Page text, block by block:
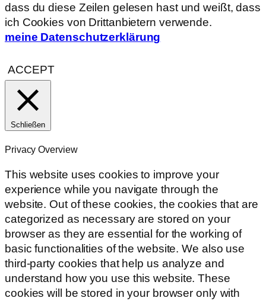
dass du diese Zeilen gelesen hast und weißt, dass
ich Cookies von Drittanbietern verwende.
meine Datenschutzerklärung
ACCEPT
Schließen
Privacy Overview
This website uses cookies to improve your
experience while you navigate through the
website. Out of these cookies, the cookies that are
categorized as necessary are stored on your
browser as they are essential for the working of
basic functionalities of the website. We also use
third-party cookies that help us analyze and
understand how you use this website. These
cookies will be stored in your browser only with